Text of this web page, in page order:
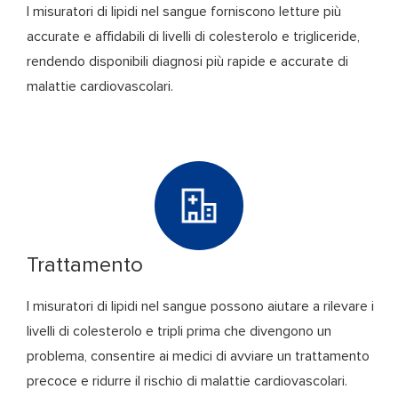
I misuratori di lipidi nel sangue forniscono letture più
accurate e affidabili di livelli di colesterolo e trigliceride,
rendendo disponibili diagnosi più rapide e accurate di
malattie cardiovascolari.
Trattamento
I misuratori di lipidi nel sangue possono aiutare a rilevare i
livelli di colesterolo e tripli prima che divengono un
problema, consentire ai medici di avviare un trattamento
precoce e ridurre il rischio di malattie cardiovascolari.